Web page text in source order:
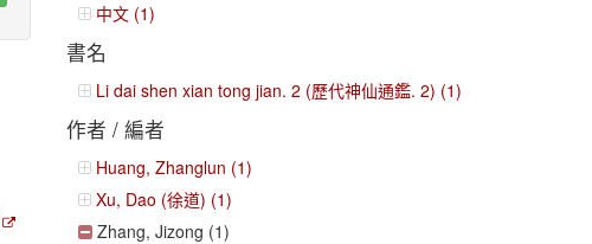
中文 (1)
書名
Li dai shen xian tong jian. 2 (歷代神仙通鑑. 2) (1)
作者 / 編者
Huang, Zhanglun (1)
Xu, Dao (徐道) (1)
Zhang, Jizong (1)